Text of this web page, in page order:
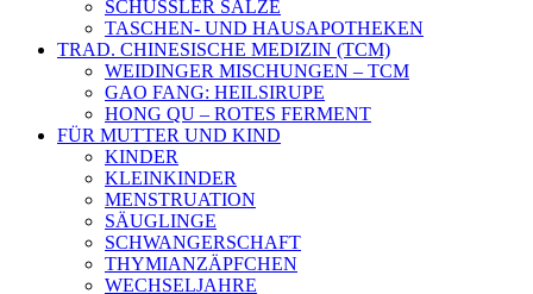
SCHÜSSLER SALZE
TASCHEN- UND HAUSAPOTHEKEN
TRAD. CHINESISCHE MEDIZIN (TCM)
WEIDINGER MISCHUNGEN – TCM
GAO FANG: HEILSIRUPE
HONG QU – ROTES FERMENT
FÜR MUTTER UND KIND
KINDER
KLEINKINDER
MENSTRUATION
SÄUGLINGE
SCHWANGERSCHAFT
THYMIANZÄPFCHEN
WECHSELJAHRE